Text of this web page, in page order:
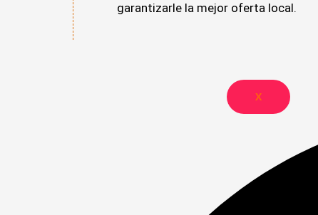
X
garantizarle la mejor oferta local.